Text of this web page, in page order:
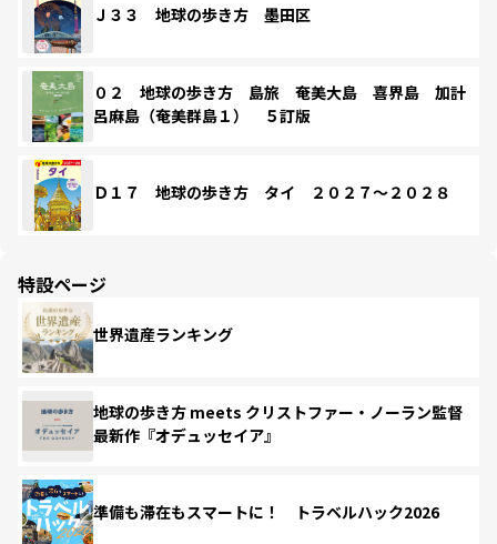
Ｊ３３ 地球の歩き方 墨田区
０２ 地球の歩き方 島旅 奄美大島 喜界島 加計
呂麻島（奄美群島１） ５訂版
Ｄ１７ 地球の歩き方 タイ ２０２７～２０２８
特設ページ
世界遺産ランキング
地球の歩き方 meets クリストファー・ノーラン監督
最新作『オデュッセイア』
準備も滞在もスマートに！ トラベルハック2026